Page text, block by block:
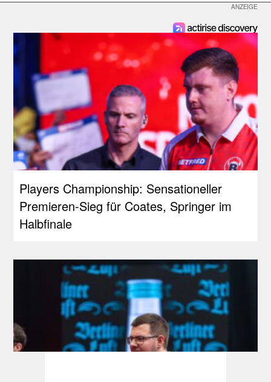
Players Championship: Sensationeller
Premieren-Sieg für Coates, Springer im
Halbfinale